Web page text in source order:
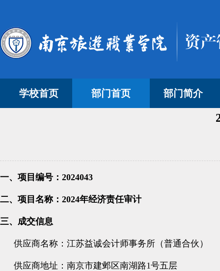
学校首页 部门首页 部门简介
一、项目编号：2024043
二、项目名称：2024年经济责任审计
三、成交信息
供应商名称：江苏益诚会计师事务所（普通合伙）
供应商地址：南京市建邺区南湖路1号五层